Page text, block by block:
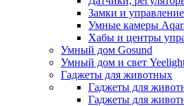
Замки и
Умные камеры
Хабы и центры
Умный дом Gosund
Умный дом и свет
Гаджеты для животных
Гаджеты для
Гаджеты для